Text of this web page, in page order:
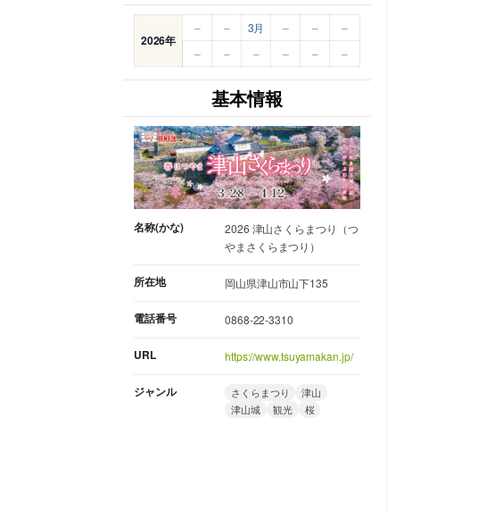
2026年
– – 3月 – –
–
–
– – – – –
基本情報
名称(かな)
2026 津山さくらまつり（つ
やまさくらまつり）
所在地 岡山県津山市山下135
電話番号 0868-22-3310
URL https://www.tsuyamakan.jp/
ジャンル さくらまつり
津山
津山城
観光 桜